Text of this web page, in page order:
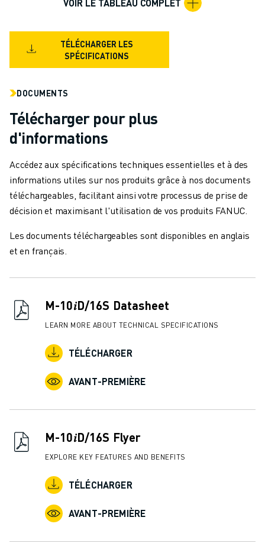
PALETTISATION
SOUDAGE PAR POINTS
INSPECTION DE LA VISION
SERVICE CLIENTÈLE
SERVICE CLIENTÈLE
FANUC PLANS
TERRAIN ET MAINTENANCE
SUPPORT TECHNIQUE À DISTANCE
PIÈCES DE RECHANGE
REMISE À NEUF
E-STORE
CENTRE DE TÉLÉCHARGEMENT " MYFANUC
SOLUTIONS POUR LES INDUSTRIES
SOLUTIONS POUR L'ÉDUCATION
WORLDSKILLS ET JEUNES TALENTS
ÉVÉNEMENTS ÉDUCATIFS
ACTUALITÉS ET MÉDIAS
ACTUALITÉS ET MÉDIAS
EVÉNEMENTS
ÉVÉNEMENTS ÉDUCATIFS
A PROPOS DE FANUC
FANUC EN EUROPE
DÉVELOPPEMENT DURABLE
FAÇONNEZ VOTRE AVENIR AVEC FANUC
TÉLÉCHARGER LES
SPÉCIFICATIONS
DOCUMENTS
Télécharger pour plus
d'informations
Accédez aux spécifications techniques essentielles et à des
informations utiles sur nos produits grâce à nos documents
téléchargeables, facilitant ainsi votre processus de prise de
décision et maximisant l'utilisation de vos produits FANUC.
Les documents téléchargeables sont disponibles en anglais
et en français.
M-10𝑖D/16S Datasheet
LEARN MORE ABOUT TECHNICAL SPECIFICATIONS
TÉLÉCHARGER
AVANT-PREMIÈRE
M-10𝑖D/16S Flyer
EXPLORE KEY FEATURES AND BENEFITS
TÉLÉCHARGER
AVANT-PREMIÈRE